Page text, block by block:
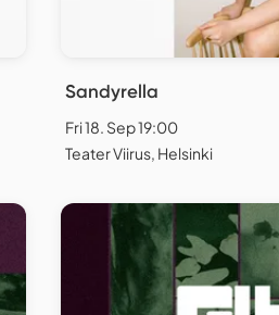
Sandyrella
Fri 18. Sep 19:00
Teater Viirus, Helsinki